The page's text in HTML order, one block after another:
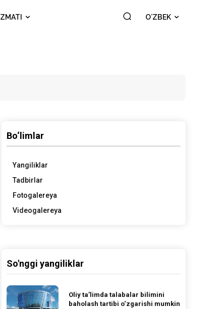
OʻZBEK
Bo‘limlar
Yangiliklar
Tadbirlar
Fotogalereya
Videogalereya
So'nggi yangiliklar
Oliy ta’limda talabalar bilimini
baholash tartibi o‘zgarishi mumkin